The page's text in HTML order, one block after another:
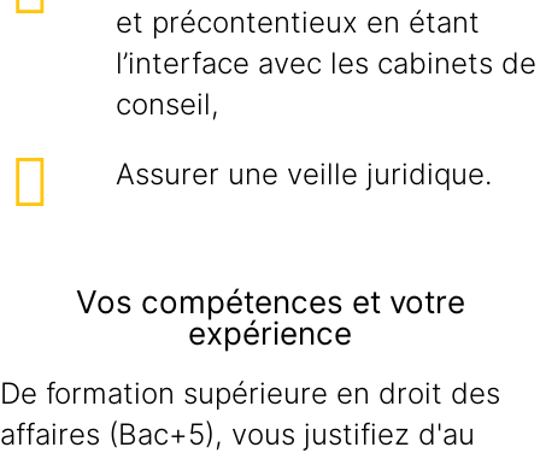
et précontentieux en étant
l’interface avec les cabinets de
conseil,
Assurer une veille juridique.
Vos compétences et votre
expérience
De formation supérieure en droit des
affaires (Bac+5), vous justifiez d'au